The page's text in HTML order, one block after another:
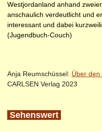
Westjordanland anhand
anschaulich verdeutlicht und
interessant und dabei
(Jugendbuch-Couch)
Anja Reumschüssel: Über den
CARLSEN Verlag 2023
Sehenswert